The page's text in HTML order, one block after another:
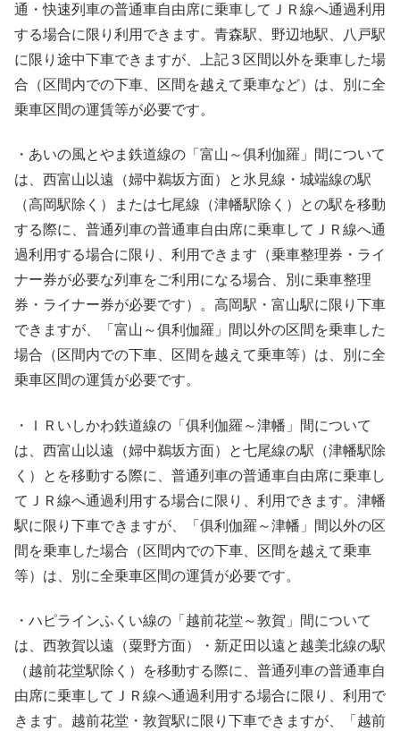
通・快速列車の普通車自由席に乗車してＪＲ線へ通過利用
する場合に限り利用できます。青森駅、野辺地駅、八戸駅
に限り途中下車できますが、上記３区間以外を乗車した場
合（区間内での下車、区間を越えて乗車など）は、別に全
乗車区間の運賃等が必要です。
・あいの風とやま鉄道線の「富山～俱利伽羅」間について
は、西富山以遠（婦中鵜坂方面）と氷見線・城端線の駅
（高岡駅除く）または七尾線（津幡駅除く）との駅を移動
する際に、普通列車の普通車自由席に乗車してＪＲ線へ通
過利用する場合に限り、利用できます（乗車整理券・ライ
ナー券が必要な列車をご利用になる場合、別に乗車整理
券・ライナー券が必要です）。高岡駅・富山駅に限り下車
できますが、「富山～俱利伽羅」間以外の区間を乗車した
場合（区間内での下車、区間を越えて乗車等）は、別に全
乗車区間の運賃が必要です。
・ＩＲいしかわ鉄道線の「俱利伽羅～津幡」間について
は、西富山以遠（婦中鵜坂方面）と七尾線の駅（津幡駅除
く）とを移動する際に、普通列車の普通車自由席に乗車し
てＪＲ線へ通過利用する場合に限り、利用できます。津幡
駅に限り下車できますが、「俱利伽羅～津幡」間以外の区
間を乗車した場合（区間内での下車、区間を越えて乗車
等）は、別に全乗車区間の運賃が必要です。
・ハピラインふくい線の「越前花堂～敦賀」間について
は、西敦賀以遠（粟野方面）・新疋田以遠と越美北線の駅
（越前花堂駅除く）を移動する際に、普通列車の普通車自
由席に乗車してＪＲ線へ通過利用する場合に限り、利用で
きます。越前花堂・敦賀駅に限り下車できますが、「越前